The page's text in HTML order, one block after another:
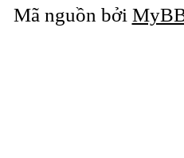
Mã nguồn bởi